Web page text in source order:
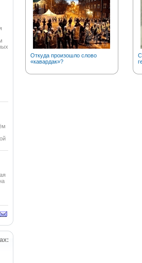
Откуда произошло слово
«кавардак»?